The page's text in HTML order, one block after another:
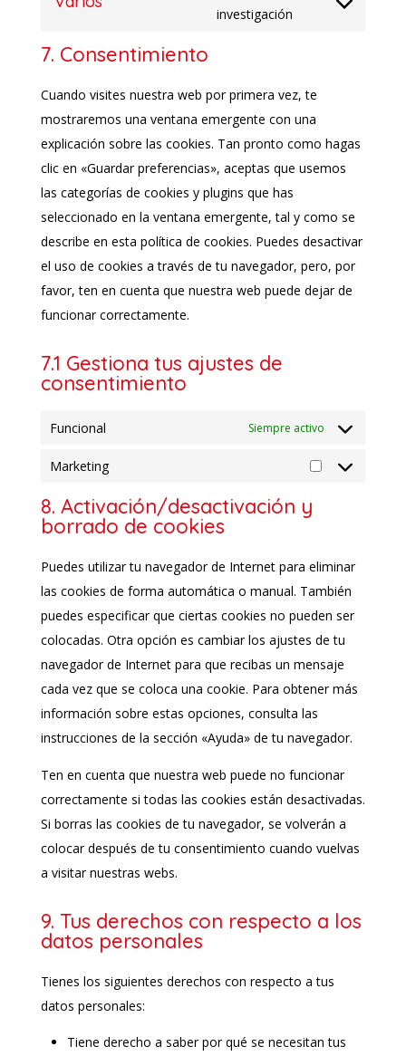
service
investigación
Consent
varios
7. Consentimiento
Cuando visites nuestra web por primera vez, te
mostraremos una ventana emergente con una
explicación sobre las cookies. Tan pronto como hagas
clic en «Guardar preferencias», aceptas que usemos
las categorías de cookies y plugins que has
seleccionado en la ventana emergente, tal y como se
describe en esta política de cookies. Puedes desactivar
el uso de cookies a través de tu navegador, pero, por
favor, ten en cuenta que nuestra web puede dejar de
funcionar correctamente.
7.1 Gestiona tus ajustes de
consentimiento
Funcional Siempre activo
Marketing
Marketing
8. Activación/desactivación y
borrado de cookies
Puedes utilizar tu navegador de Internet para eliminar
las cookies de forma automática o manual. También
puedes especificar que ciertas cookies no pueden ser
colocadas. Otra opción es cambiar los ajustes de tu
navegador de Internet para que recibas un mensaje
cada vez que se coloca una cookie. Para obtener más
información sobre estas opciones, consulta las
instrucciones de la sección «Ayuda» de tu navegador.
Ten en cuenta que nuestra web puede no funcionar
correctamente si todas las cookies están desactivadas.
Si borras las cookies de tu navegador, se volverán a
colocar después de tu consentimiento cuando vuelvas
a visitar nuestras webs.
9. Tus derechos con respecto a los
datos personales
Tienes los siguientes derechos con respecto a tus
datos personales:
Tiene derecho a saber por qué se necesitan tus